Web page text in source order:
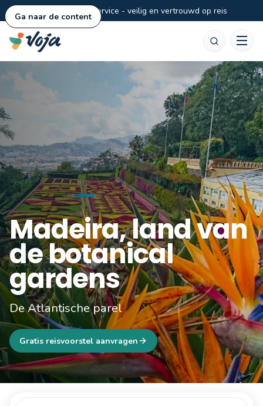
Ga naar de content
Persoonlijke service - veilig en vertrouwd op reis
Madeira, land van
de botanical
gardens
De Atlantische parel
Gratis reisvoorstel aanvragen
Zoeken